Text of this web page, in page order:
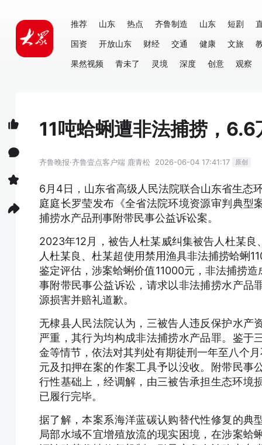
推荐 山东 热点 齐鲁制造 山东 短剧
国资
开放山东 财经 交通 健康 文旅
果然视频
青未了 灵境 深度 创意 观察
11吨蛤蜊遭非法捕捞，
齐鲁晚报·齐鲁壹点客户端 鹿青松 2026-06-04 17:41:17 原创
6月4日，山东省高级人民法院联合山东省生态
庭庭长罗莹发布《全省法院环境资源审判典型
捕捞水产品刑事附带民事公益诉讼案。
2023年12月，被告人杜某威纠集被告人杜某
人杜某良、杜某超使用禁用渔具非法捕捞蛤蜊
鉴定评估，涉案蛤蜊价值11000元，非法捕捞
事附带民事公益诉讼，请求以非法捕捞水产品
源损害并赔礼道歉。
无棣县人民法院认为，三被告人违反保护水产
严重，其行为均构成非法捕捞水产品罪。鉴于
金等情节，依法对其判处有期徒刑一年至八个
元及扣押在案的作案工具予以没收。附带民事
行性基础上，经调解，由三被告承担生态环
已履行完毕。
据了解，本案系海洋蓝碳认购替代性修复的典
局部水域不宜增殖放流的现实困境，在涉案蛤